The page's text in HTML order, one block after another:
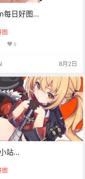
每日好图
图
0
8月2日
站
图